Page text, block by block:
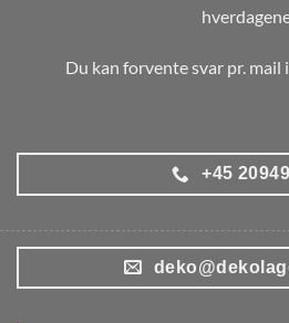
Du kan forvente svar pr. mail
+45